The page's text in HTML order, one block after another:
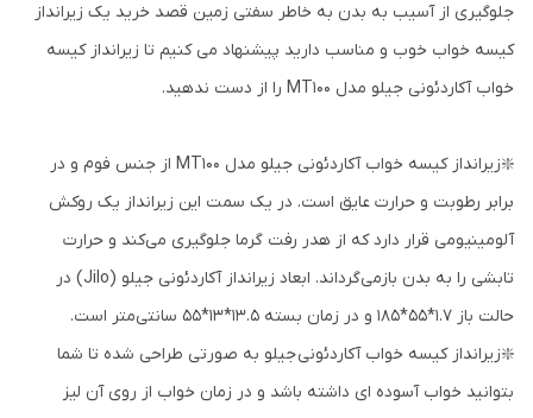
جلوگیری از آسیب به بدن به خاطر سفتی زمین قصد خرید یک زیرانداز
کیسه خواب خوب و مناسب دارید پیشنهاد می کنیم تا زیرانداز کیسه
خواب آکاردئونی جیلو مدل MT100 را از دست ندهید.
❇️زیرانداز کیسه خواب آکاردئونی جیلو مدل MT100 از جنس فوم و در
برابر رطوبت و حرارت عایق است. در یک سمت این زیرانداز یک روکش
آلومینیومی قرار دارد که از هدر رفت گرما جلوگیری می‌کند و حرارت
تابشی را به بدن بازمی‌گرداند. ابعاد زیرانداز آکاردئونی جیلو (Jilo) در
حالت باز 1.7*55*185 و در زمان بسته 13.5*13*55 سانتی‌متر است.
❇️زیرانداز کیسه خواب آکاردئونی جیلو به صورتی طراحی شده تا شما
بتوانید خواب آسوده ای داشته باشد و در زمان خواب از روی آن لیز